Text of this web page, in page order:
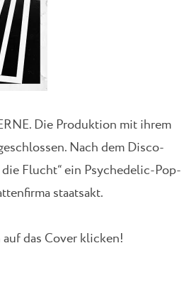
Die Produktion mit ihrem
Nach dem Disco-
Flucht“ ein Psychedelic-Pop-
staatsakt.
das Cover klicken!